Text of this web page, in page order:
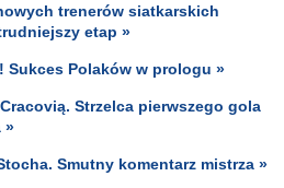
trenerów siatkarskich
etap »
Sukces Polaków w prologu »
Strzelca pierwszego gola
»
Smutny komentarz mistrza »